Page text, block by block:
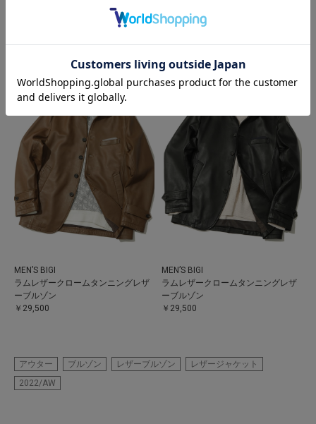
そんな《こだわりポイント》の詰まったレザーはいかがですか？
MEN’S BIGI
ラムレザークロームタンニングレザ
ーブルゾン
￥29,500
MEN’S BIGI
ラムレザークロームタンニングレザ
ーブルゾン
￥29,500
アウター ブルゾン レザーブルゾン
レザージャケット
2022/AW